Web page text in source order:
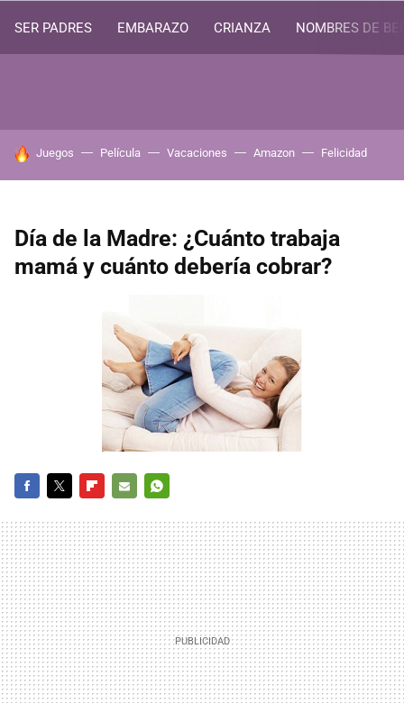
SER PADRES EMBARAZO CRIANZA NOMBRES DE
HOY SE HABLA DE
Juegos Película Vacaciones Amazon Felicidad
Día de la Madre: ¿Cuánto trabaja
mamá y cuánto debería cobrar?
MAIL